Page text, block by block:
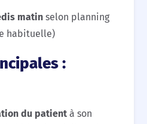
matin selon planning
habituelle)
:
du patient à son